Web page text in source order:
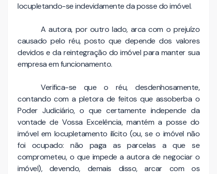
locupletando-se indevidamente da posse do imóvel.
A autora, por outro lado, arca com o prejuízo
causado pelo réu, posto que depende dos valores
devidos e da reintegração do imóvel para manter sua
empresa em funcionamento.
Verifica-se que o réu, desdenhosamente,
contando com a pletora de feitos que assoberba o
Poder Judiciário, o que certamente independe da
vontade de Vossa Excelência, mantém a posse do
imóvel em locupletamento ilícito (ou, se o imóvel não
foi ocupado: não paga as parcelas a que se
comprometeu, o que impede a autora de negociar o
imóvel), devendo, demais disso, arcar com os